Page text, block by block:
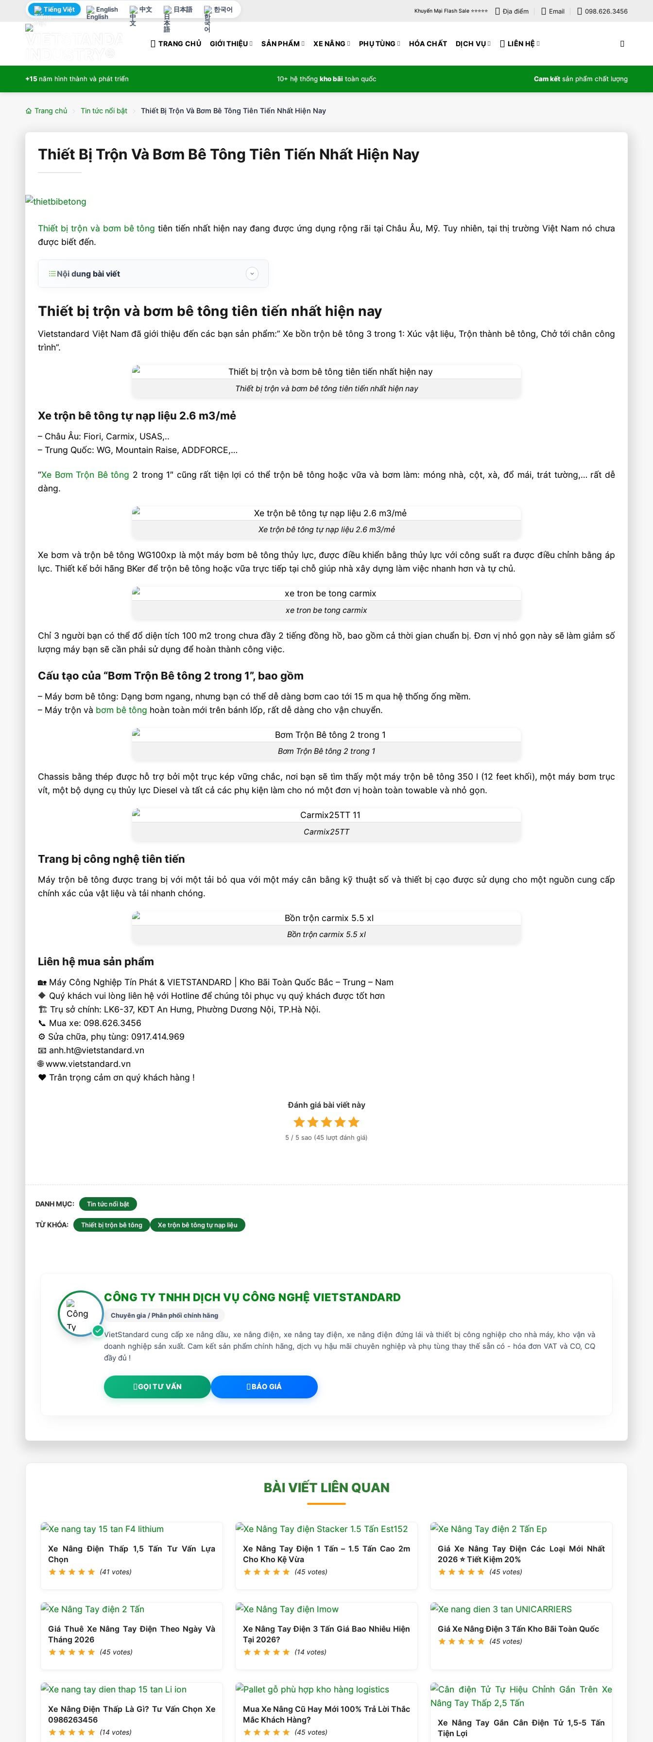
Tiếng Việt English 中文 日本語 한국어 Khuyến Mại Flash Sale ⭐️⭐️⭐️⭐️⭐️ Địa điểm Email 098.626.3456
TRANG CHỦ GIỚI THIỆU SẢN PHẨM XE NÂNG PHỤ TÙNG HÓA CHẤT DỊCH VỤ LIÊN HỆ
+15 năm hình thành và phát triển 10+ hệ thống kho bãi toàn quốc Cam kết sản phẩm chất lượng
Trang chủ Tin tức nổi bật Thiết Bị Trộn Và Bơm Bê Tông Tiên Tiến Nhất Hiện Nay
Thiết Bị Trộn Và Bơm Bê Tông Tiên Tiến Nhất Hiện Nay
Thiết bị trộn và bơm bê tông tiên tiến nhất hiện nay đang được ứng dụng rộng rãi tại Châu Âu, Mỹ. Tuy nhiên, tại thị trường Việt Nam nó chưa
được biết đến.
Nội dung bài viết
Xe trộn bê tông tự nạp liệu 2.6 m3/mẻ
Cấu tạo của “Bơm Trộn Bê tông 2 trong 1”, bao gồm
Liên hệ mua sản phẩm
Thiết bị trộn và bơm bê tông tiên tiến nhất hiện nay
Vietstandard Việt Nam đã giới thiệu đến các bạn sản phẩm:” Xe bồn trộn bê tông 3 trong 1: Xúc vật liệu, Trộn thành bê tông, Chở tới chân công
trình”.
Thiết bị trộn và bơm bê tông tiên tiến nhất hiện nay
Xe trộn bê tông tự nạp liệu 2.6 m3/mẻ
– Châu Âu: Fiori, Carmix, USAS,..
– Trung Quốc: WG, Mountain Raise, ADDFORCE,…
“Xe Bơm Trộn Bê tông 2 trong 1″ cũng rất tiện lợi có thể trộn bê tông hoặc vữa và bơm làm: móng nhà, cột, xà, đổ mái, trát tường,… rất dễ
dàng.
Xe trộn bê tông tự nạp liệu 2.6 m3/mẻ
Xe bơm và trộn bê tông WG100xp là một máy bơm bê tông thủy lực, được điều khiển bằng thủy lực với công suất ra được điều chỉnh bằng áp
lực. Thiết kế bởi hãng BKer để trộn bê tông hoặc vữa trực tiếp tại chỗ giúp nhà xây dựng làm việc nhanh hơn và tự chủ.
xe tron be tong carmix
Chỉ 3 người bạn có thể đổ diện tích 100 m2 trong chưa đầy 2 tiếng đồng hồ, bao gồm cả thời gian chuẩn bị. Đơn vị nhỏ gọn này sẽ làm giảm số
lượng máy bạn sẽ cần phải sử dụng để hoàn thành công việc.
Cấu tạo của “Bơm Trộn Bê tông 2 trong 1”, bao gồm
– Máy bơm bê tông: Dạng bơm ngang, nhưng bạn có thể dễ dàng bơm cao tới 15 m qua hệ thống ống mềm.
– Máy trộn và bơm bê tông hoàn toàn mới trên bánh lốp, rất dễ dàng cho vận chuyển.
Bơm Trộn Bê tông 2 trong 1
Chassis bằng thép được hỗ trợ bởi một trục kép vững chắc, nơi bạn sẽ tìm thấy một máy trộn bê tông 350 l (12 feet khối), một máy bơm trục
vít, một bộ dụng cụ thủy lực Diesel và tất cả các phụ kiện làm cho nó một đơn vị hoàn toàn towable và nhỏ gọn.
Carmix25TT
Trang bị công nghệ tiên tiến
Máy trộn bê tông được trang bị với một tải bỏ qua với một máy cân bằng kỹ thuật số và thiết bị cạo được sử dụng cho một nguồn cung cấp
chính xác của vật liệu và tải nhanh chóng.
Bồn trộn carmix 5.5 xl
Liên hệ mua sản phẩm
🏡 Máy Công Nghiệp Tín Phát & VIETSTANDARD | Kho Bãi Toàn Quốc Bắc – Trung – Nam
🔶 Quý khách vui lòng liên hệ với Hotline để chúng tôi phục vụ quý khách được tốt hơn
🏗 Trụ sở chính: LK6-37, KĐT An Hưng, Phường Dương Nội, TP.Hà Nội.
📞 Mua xe: 098.626.3456
⚙️ Sửa chữa, phụ tùng: 0917.414.969
📧 anh.ht@vietstandard.vn
🌐 www.vietstandard.vn
❤️ Trân trọng cảm ơn quý khách hàng !
Đánh giá bài viết này
5 / 5 sao (45 lượt đánh giá)
DANH MỤC Tin tức nổi bật
TỪ KHÓA Thiết bị trộn bê tông Xe trộn bê tông tự nạp liệu
CÔNG TY TNHH DỊCH VỤ CÔNG NGHỆ VIETSTANDARD
Chuyên gia / Phân phối chính hãng
VietStandard cung cấp xe nâng dầu, xe nâng điện, xe nâng tay điện, xe nâng điện đứng lái và thiết bị công nghiệp cho nhà máy, kho vận và
doanh nghiệp sản xuất. Cam kết sản phẩm chính hãng, dịch vụ hậu mãi chuyên nghiệp và phụ tùng thay thế sẵn có - hóa đơn VAT và CO, CQ
đầy đủ !
GỌI TƯ VẤN BÁO GIÁ
BÀI VIẾT LIÊN QUAN
Xe Nâng Điện Thấp 1,5 Tấn Tư Vấn Lựa
Chọn
(41 votes)
Xe Nâng Tay Điện 1 Tấn – 1.5 Tấn Cao 2m
Cho Kho Kệ Vừa
(45 votes)
Giá Xe Nâng Tay Điện Các Loại Mới Nhất
2026 ⭐️ Tiết Kiệm 20%
(45 votes)
Giá Thuê Xe Nâng Tay Điện Theo Ngày Và
Tháng 2026
(45 votes)
Xe Nâng Tay Điện 3 Tấn Giá Bao Nhiêu Hiện
Tại 2026?
(14 votes)
Giá Xe Nâng Điện 3 Tấn Kho Bãi Toàn Quốc
(45 votes)
Xe Nâng Điện Thấp Là Gì? Tư Vấn Chọn Xe
0986263456
(14 votes)
Mua Xe Nâng Cũ Hay Mới 100% Trả Lời Thắc
Mắc Khách Hàng?
(45 votes)
Xe Nâng Tay Gắn Cân Điện Tử 1,5-5 Tấn
Tiện Lợi